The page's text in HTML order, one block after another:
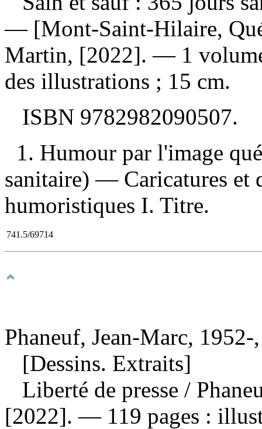
— [Mont-Saint-Hilaire,
Martin, [2022]. — 1
des illustrations ; 15 cm.
ISBN 9782982090507.
1. Humour par l'image
sanitaire) — Caricatures et
humoristiques I. Titre.
741.5/69714
Phaneuf, Jean-Marc,
[Dessins. Extraits]
Liberté de presse /
[2022]. — 119 pages :